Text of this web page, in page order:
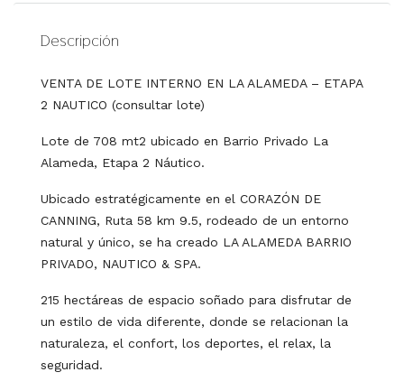
Descripción
VENTA DE LOTE INTERNO EN LA ALAMEDA – ETAPA
2 NAUTICO (consultar lote)
Lote de 708 mt2 ubicado en Barrio Privado La
Alameda, Etapa 2 Náutico.
Ubicado estratégicamente en el CORAZÓN DE
CANNING, Ruta 58 km 9.5, rodeado de un entorno
natural y único, se ha creado LA ALAMEDA BARRIO
PRIVADO, NAUTICO & SPA.
215 hectáreas de espacio soñado para disfrutar de
un estilo de vida diferente, donde se relacionan la
naturaleza, el confort, los deportes, el relax, la
seguridad.